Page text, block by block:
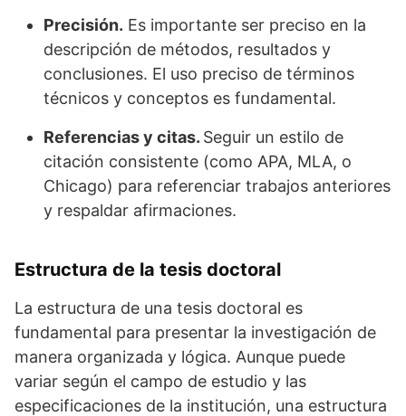
Precisión. Es importante ser preciso en la
descripción de métodos, resultados y
conclusiones. El uso preciso de términos
técnicos y conceptos es fundamental.
Referencias y citas. Seguir un estilo de
citación consistente (como APA, MLA, o
Chicago) para referenciar trabajos anteriores
y respaldar afirmaciones.
Estructura de la tesis doctoral
La estructura de una tesis doctoral es
fundamental para presentar la investigación de
manera organizada y lógica. Aunque puede
variar según el campo de estudio y las
especificaciones de la institución, una estructura